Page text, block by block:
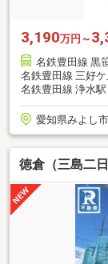
3,190万円～
名鉄豊田線 黒
名鉄豊田線 三好
名鉄豊田線 浄水
愛知県みよし
徳倉（三島二